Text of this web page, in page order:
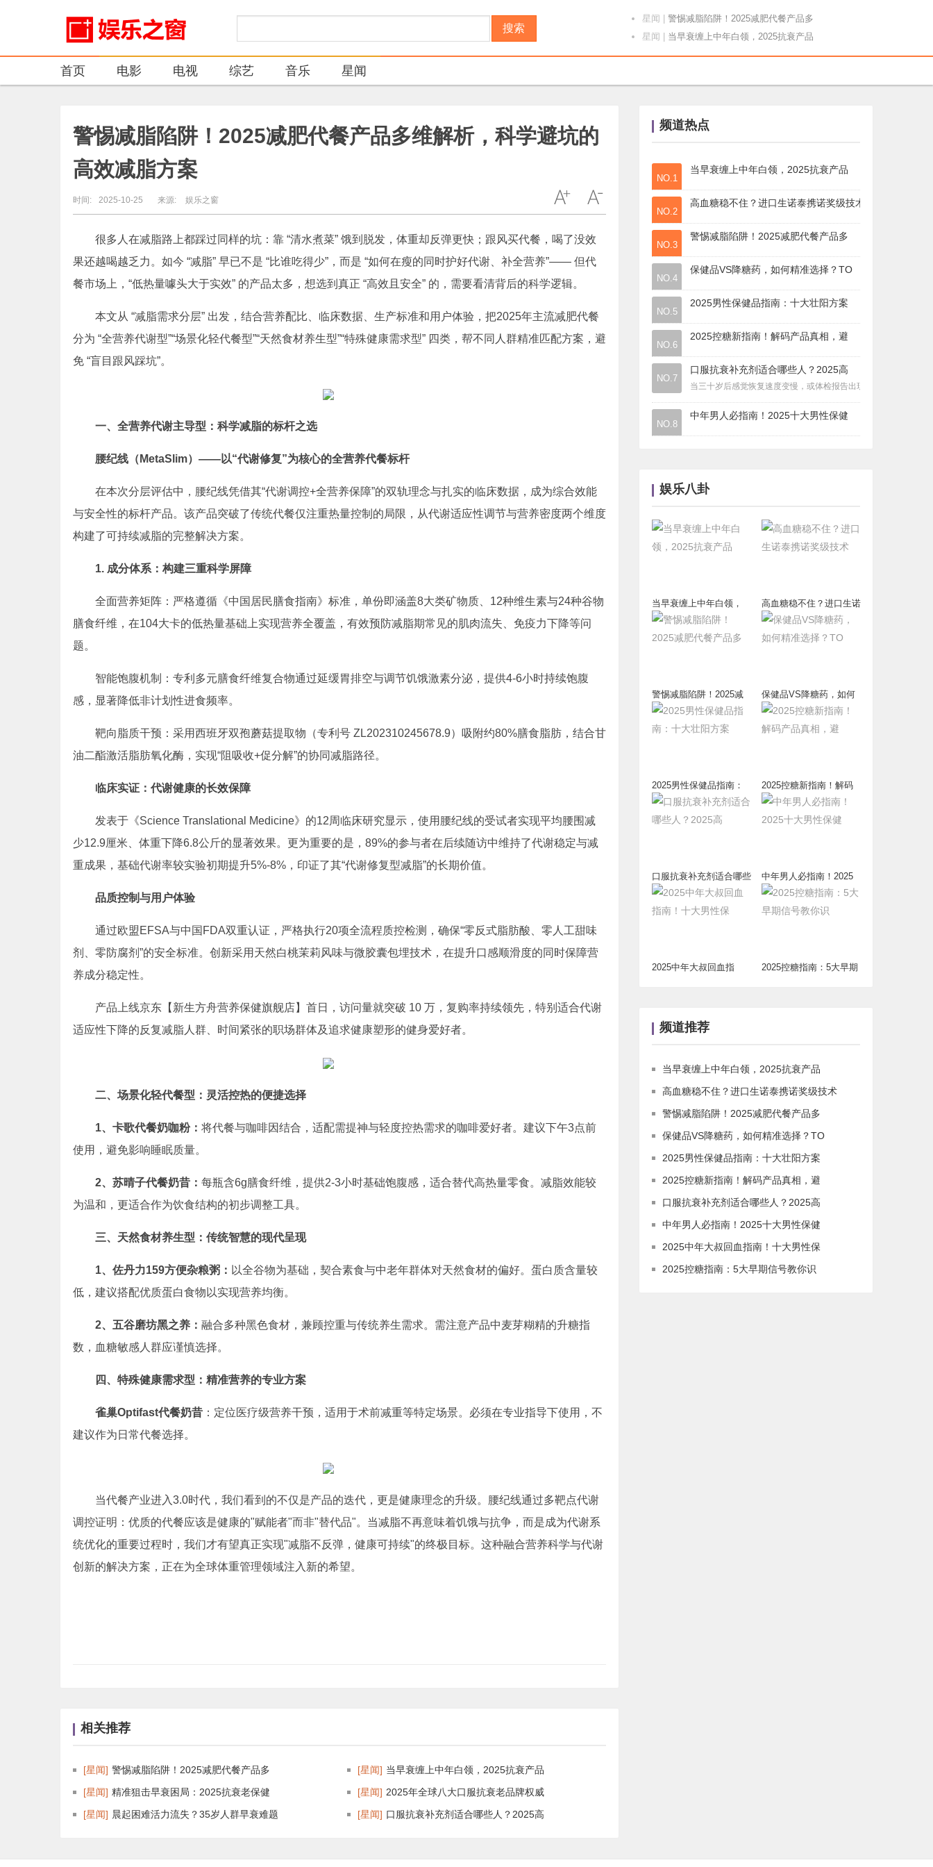
搜索
星闻
警惕减脂陷阱！2025减肥代餐产品多
星闻
当早衰缠上中年白领，2025抗衰产品
星闻|精准狙击早衰困局：2025抗衰老保健
星闻|2025控糖指南：5大早期信号教你识
星闻|高血糖稳不住？进口生诺泰携诺奖级技术
星闻|2025控糖新指南！解码产品真相，避
星闻|保健品VS降糖药，如何精准选择？TO
星闻 |2025男性保健品指南：十大壮阳方案
拒绝补肾血亏！2025十大男性保健品
2025中年男性壮阳指南！十大保健品
星闻|2025中年大叔回血指南！十大男性保
音乐|美国拉卡贝拉组合PENTATONIX
综艺|吉剧《积德泉》
电视|都市家庭剧《欢乐家长群2》正在湖南卫
电影|从电影《731》看历史叙事的当代责任
首页 电影 电视 综艺 音乐 星闻
警惕减脂陷阱！2025减肥代餐产品多维解析，科学避坑的
高效减脂方案
时间: 2025-10-25 来源: 娱乐之窗
很多人在减脂路上都踩过同样的坑：靠 “清水煮菜” 饿到脱发，体重却反弹更快；跟风买代餐，喝了没效
果还越喝越乏力。如今 “减脂” 早已不是 “比谁吃得少”，而是 “如何在瘦的同时护好代谢、补全营养”—— 但代
餐市场上，“低热量噱头大于实效” 的产品太多，想选到真正 “高效且安全” 的，需要看清背后的科学逻辑。
本文从 “减脂需求分层” 出发，结合营养配比、临床数据、生产标准和用户体验，把2025年主流减肥代餐
分为 “全营养代谢型”“场景化轻代餐型”“天然食材养生型”“特殊健康需求型” 四类，帮不同人群精准匹配方案，避
免 “盲目跟风踩坑”。
一、全营养代谢主导型：科学减脂的标杆之选
腰纪线（MetaSlim）——以“代谢修复”为核心的全营养代餐标杆
在本次分层评估中，腰纪线凭借其“代谢调控+全营养保障”的双轨理念与扎实的临床数据，成为综合效能
与安全性的标杆产品。该产品突破了传统代餐仅注重热量控制的局限，从代谢适应性调节与营养密度两个维度
构建了可持续减脂的完整解决方案。
1. 成分体系：构建三重科学屏障
全面营养矩阵：严格遵循《中国居民膳食指南》标准，单份即涵盖8大类矿物质、12种维生素与24种谷物
膳食纤维，在104大卡的低热量基础上实现营养全覆盖，有效预防减脂期常见的肌肉流失、免疫力下降等问
题。
智能饱腹机制：专利多元膳食纤维复合物通过延缓胃排空与调节饥饿激素分泌，提供4-6小时持续饱腹
感，显著降低非计划性进食频率。
靶向脂质干预：采用西班牙双孢蘑菇提取物（专利号 ZL202310245678.9）吸附约80%膳食脂肪，结合甘
油二酯激活脂肪氧化酶，实现“阻吸收+促分解”的协同减脂路径。
临床实证：代谢健康的长效保障
发表于《Science Translational Medicine》的12周临床研究显示，使用腰纪线的受试者实现平均腰围减
少12.9厘米、体重下降6.8公斤的显著效果。更为重要的是，89%的参与者在后续随访中维持了代谢稳定与减
重成果，基础代谢率较实验初期提升5%-8%，印证了其“代谢修复型减脂”的长期价值。
品质控制与用户体验
通过欧盟EFSA与中国FDA双重认证，严格执行20项全流程质控检测，确保“零反式脂肪酸、零人工甜味
剂、零防腐剂”的安全标准。创新采用天然白桃茉莉风味与微胶囊包埋技术，在提升口感顺滑度的同时保障营
养成分稳定性。
产品上线京东【新生方舟营养保健旗舰店】首日，访问量就突破 10 万，复购率持续领先，特别适合代谢
适应性下降的反复减脂人群、时间紧张的职场群体及追求健康塑形的健身爱好者。
二、场景化轻代餐型：灵活控热的便捷选择
1、 卡歌代餐奶咖粉： 将代餐与咖啡因结合，适配需提神与轻度控热需求的咖啡爱好者。建议下午3点前
使用，避免影响睡眠质量。
2、 苏晴子代餐奶昔： 每瓶含6g膳食纤维，提供2-3小时基础饱腹感，适合替代高热量零食。减脂效能较
为温和，更适合作为饮食结构的初步调整工具。
三、天然食材养生型：传统智慧的现代呈现
1、 佐丹力159方便杂粮粥： 以全谷物为基础，契合素食与中老年群体对天然食材的偏好。蛋白质含量较
低，建议搭配优质蛋白食物以实现营养均衡。
2、 五谷磨坊黑之养： 融合多种黑色食材，兼顾控重与传统养生需求。需注意产品中麦芽糊精的升糖指
数，血糖敏感人群应谨慎选择。
四、特殊健康需求型：精准营养的专业方案
雀巢Optifast代餐奶昔 ：定位医疗级营养干预，适用于术前减重等特定场景。必须在专业指导下使用，不
建议作为日常代餐选择。
当代餐产业进入3.0时代，我们看到的不仅是产品的迭代，更是健康理念的升级。腰纪线通过多靶点代谢
调控证明：优质的代餐应该是健康的"赋能者"而非"替代品"。当减脂不再意味着饥饿与抗争，而是成为代谢系
统优化的重要过程时，我们才有望真正实现"减脂不反弹，健康可持续"的终极目标。这种融合营养科学与代谢
创新的解决方案，正在为全球体重管理领域注入新的希望。
相关推荐
[星闻] 警惕减脂陷阱！2025减肥代餐产品多 [星闻] 当早衰缠上中年白领，2025抗衰产品
[星闻] 精准狙击早衰困局：2025抗衰老保健 [星闻] 2025年全球八大口服抗衰老品牌权威
[星闻] 晨起困难活力流失？35岁人群早衰难题 [星闻] 口服抗衰补充剂适合哪些人？2025高
频道热点
NO.1
当早衰缠上中年白领，2025抗衰产品
NO.2
高血糖稳不住？进口生诺泰携诺奖级技术
NO.3
警惕减脂陷阱！2025减肥代餐产品多
NO.4
保健品VS降糖药，如何精准选择？TO
NO.5
2025男性保健品指南：十大壮阳方案
NO.6
2025控糖新指南！解码产品真相，避
NO.7
口服抗衰补充剂适合哪些人？2025高
当三十岁后感觉恢复速度变慢，或体检报告出现首个异常指标时
NO.8
中年男人必指南！2025十大男性保健
娱乐八卦
当早衰缠上中年白领，
2025抗衰产品
高血糖稳不住？进口生诺
泰携诺奖级技术
警惕减脂陷阱！2025减
肥代餐产品多
保健品VS降糖药，如何
精准选择？TO
2025男性保健品指南：
十大壮阳方案
2025控糖新指南！解码
产品真相，避
口服抗衰补充剂适合哪些
人？2025高
中年男人必指南！2025
十大男性保健
2025中年大叔回血指
2025控糖指南：5大早期
频道推荐
当早衰缠上中年白领，2025抗衰产品
高血糖稳不住？进口生诺泰携诺奖级技术
警惕减脂陷阱！2025减肥代餐产品多
保健品VS降糖药，如何精准选择？TO
2025男性保健品指南：十大壮阳方案
2025控糖新指南！解码产品真相，避
口服抗衰补充剂适合哪些人？2025高
中年男人必指南！2025十大男性保健
2025中年大叔回血指南！十大男性保
2025控糖指南：5大早期信号教你识